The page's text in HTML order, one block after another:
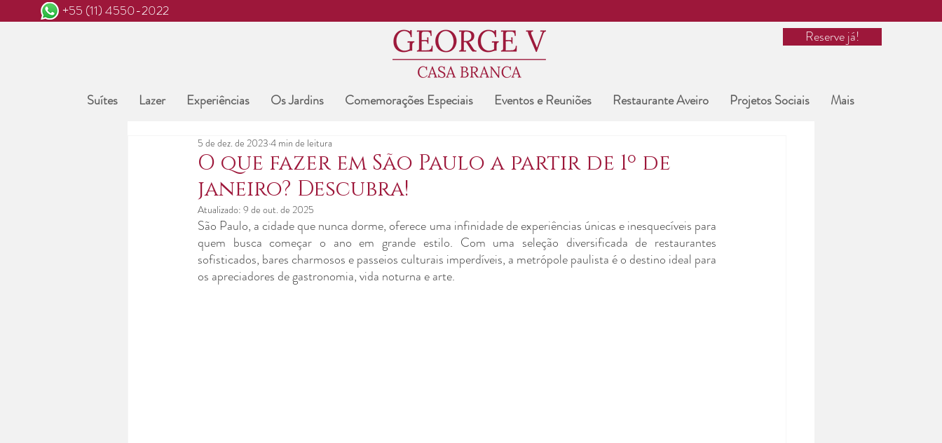
Reserve já!
+55 (11) 4550-2022
Suítes Lazer Experiências Os Jardins Comemorações Especiais Eventos e Reuniões Restaurante Aveiro Projetos Sociais Mais
O que fazer em São Paulo a partir de 1º de
janeiro? Descubra!
5 de dez. de 2023 4 min de leitura
Atualizado: 9 de out. de 2025
São Paulo, a cidade que nunca dorme, oferece uma infinidade de experiências únicas e inesquecíveis para
quem busca começar o ano em grande estilo. Com uma seleção diversificada de restaurantes
sofisticados, bares charmosos e passeios culturais imperdíveis, a metrópole paulista é o destino ideal para
os apreciadores de gastronomia, vida noturna e arte.